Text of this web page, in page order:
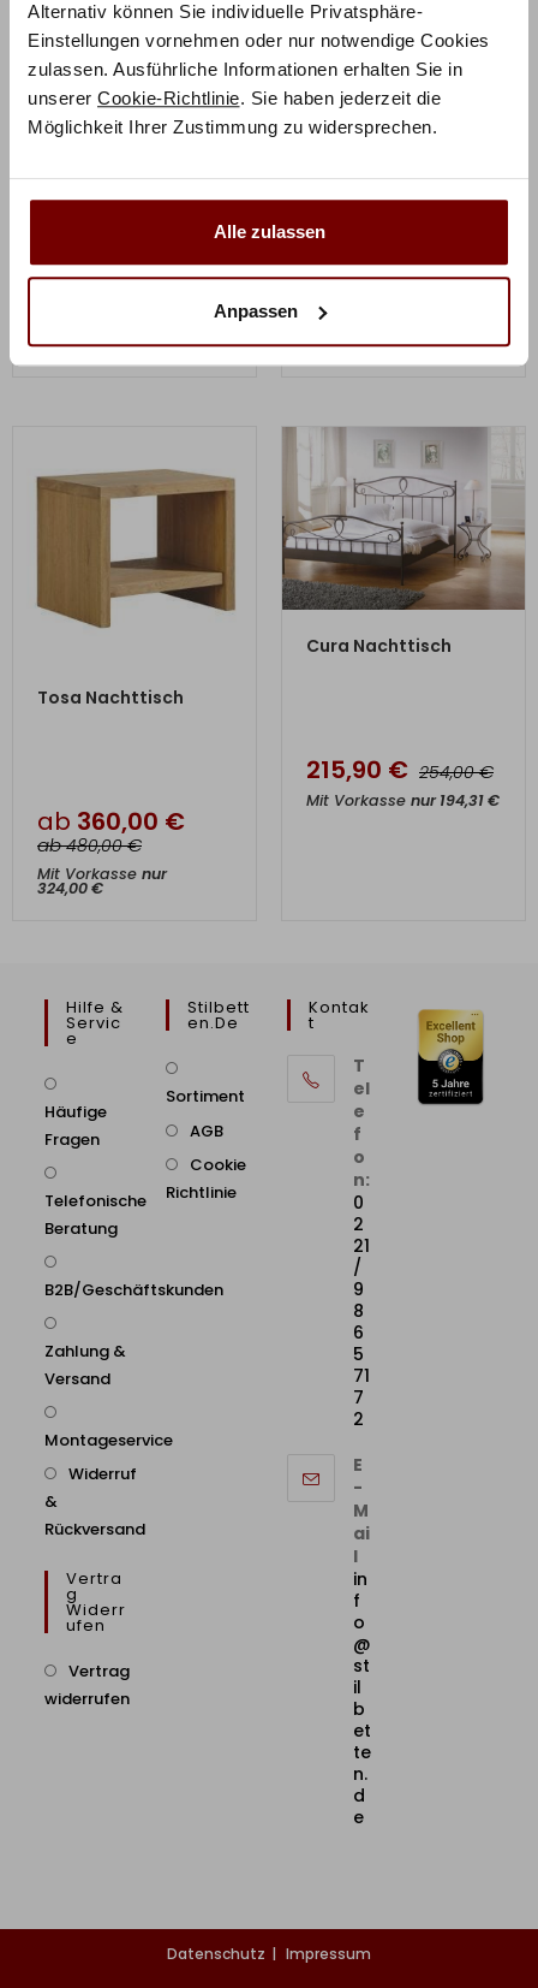
Alternativ können Sie individuelle Privatsphäre-
Einstellungen vornehmen oder nur notwendige Cookies
zulassen. Ausführliche Informationen erhalten Sie in
unserer Cookie-Richtlinie. Sie haben jederzeit die
Möglichkeit Ihrer Zustimmung zu widersprechen.
Alle zulassen
Anpassen
ZUM PRODUKT
Jaca Nachttisch
Holz
ab306,00€
275,40€
ZUM PRODUKT
Akai Nachttisch
Holz
konfigurierbar
ab178,50€
ab
160,65€
ZUM PRODUKT
Tosa Nachttisch
ab 360,00 €
ab 480,00€
Mit Vorkasse nur
324,00€
ZUM PRODUKT
Cura Nachttisch
215,90 € 254,00€
Mit Vorkasse nur194,31€
Hilfe &
Servic
E
Häufige
Fragen
Telefonische
Beratung
B2B/Geschäftskunden
Zahlung &
Versand
Montageservice
Widerruf
&
Rückversand
Vertra
G
Widerr
Ufen
Vertrag
widerrufen
Stilbett
En.de
Sortiment
AGB
Cookie
Richtlinie
Kontak
T
T
el
e
f
o
n:
0
2
21
/
9
8
6
5
71
7
2
E
-
M
ai
l
in
f
o
@
st
il
b
et
te
n.
d
e
Datenschutz Impressum